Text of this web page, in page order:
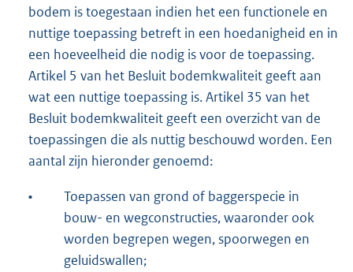
bodem is toegestaan indien het een functionele en
nuttige toepassing betreft in een hoedanigheid en in
een hoeveelheid die nodig is voor de toepassing.
Artikel 5 van het Besluit bodemkwaliteit geeft aan
wat een nuttige toepassing is. Artikel 35 van het
Besluit bodemkwaliteit geeft een overzicht van de
toepassingen die als nuttig beschouwd worden. Een
aantal zijn hieronder genoemd:
•
Toepassen van grond of baggerspecie in
bouw- en wegconstructies, waaronder ook
worden begrepen wegen, spoorwegen en
geluidswallen;